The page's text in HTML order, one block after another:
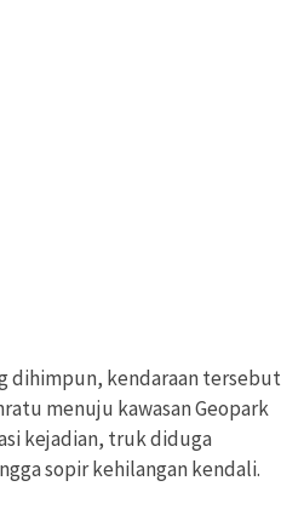
dihimpun, kendaraan tersebut
menuju kawasan Geopark
kejadian, truk diduga
sopir kehilangan kendali.